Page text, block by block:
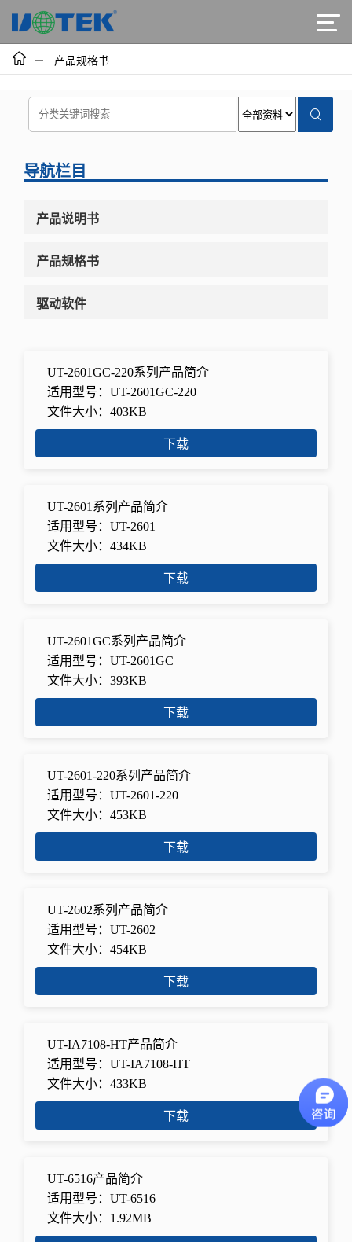
产品规格书
导航栏目
产品说明书
产品规格书
驱动软件
UT-2601GC-220系列产品简介
适用型号：UT-2601GC-220
文件大小：403KB
下载
UT-2601系列产品简介
适用型号：UT-2601
文件大小：434KB
下载
UT-2601GC系列产品简介
适用型号：UT-2601GC
文件大小：393KB
下载
UT-2601-220系列产品简介
适用型号：UT-2601-220
文件大小：453KB
下载
UT-2602系列产品简介
适用型号：UT-2602
文件大小：454KB
下载
UT-IA7108-HT产品简介
适用型号：UT-IA7108-HT
文件大小：433KB
下载
UT-6516产品简介
适用型号：UT-6516
文件大小：1.92MB